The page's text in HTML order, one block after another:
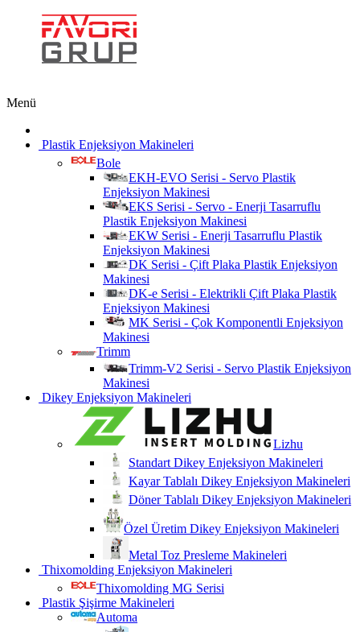
Menü
Plastik Enjeksiyon Makineleri
Bole
EKH-EVO Serisi - Servo Plastik
Enjeksiyon Makinesi
EKS Serisi - Servo - Enerji Tasarruflu
Plastik Enjeksiyon Makinesi
EKW Serisi - Enerji Tasarruflu Plastik
Enjeksiyon Makinesi
DK Serisi - Çift Plaka Plastik Enjeksiyon
Makinesi
DK-e Serisi - Elektrikli Çift Plaka Plastik
Enjeksiyon Makinesi
MK Serisi - Çok Komponentli Enjeksiyon
Makinesi
Trimm
Trimm-V2 Serisi - Servo Plastik Enjeksiyon
Makinesi
Dikey Enjeksiyon Makineleri
Lizhu
Standart Dikey Enjeksiyon Makineleri
Kayar Tablalı Dikey Enjeksiyon Makineleri
Döner Tablalı Dikey Enjeksiyon Makineleri
Özel Üretim Dikey Enjeksiyon Makineleri
Metal Toz Presleme Makineleri
Thixomolding Enjeksiyon Makineleri
Thixomolding MG Serisi
Plastik Şişirme Makineleri
Automa